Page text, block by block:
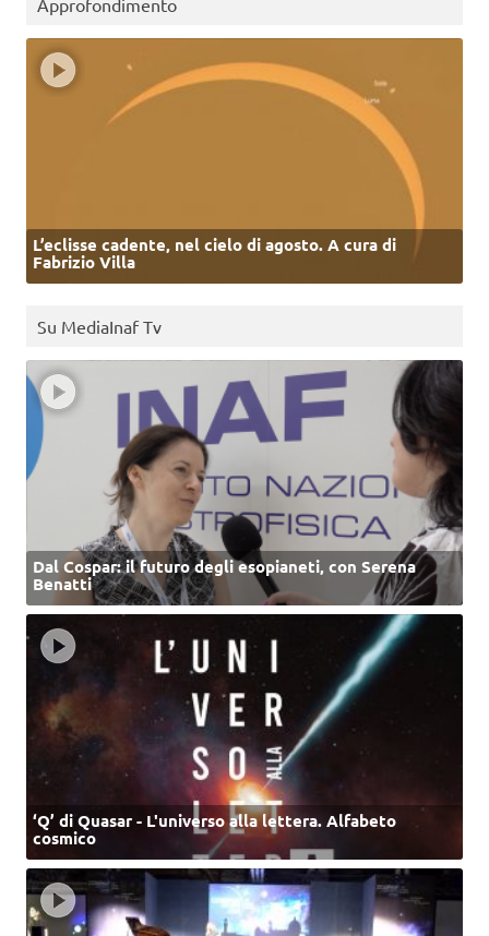
Approfondimento
L’eclisse cadente, nel cielo di agosto. A cura di
Fabrizio Villa
Su MediaInaf Tv
Dal Cospar: il futuro degli esopianeti, con Serena
Benatti
‘Q’ di Quasar - L'universo alla lettera. Alfabeto
cosmico